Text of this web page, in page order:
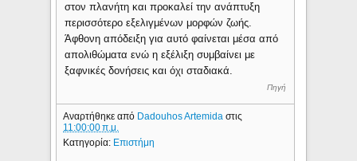
στον πλανήτη και προκαλεί την ανάπτυξη
περισσότερο εξελιγμένων μορφών ζωής.
Άφθονη απόδειξη για αυτό φαίνεται μέσα από
απολιθώματα ενώ η εξέλιξη συμβαίνει με
ξαφνικές δονήσεις και όχι σταδιακά.
Πηγή
Αναρτήθηκε από Dadouhos Artemidaστις
11:00:00 π.μ.
Κατηγορία: Επιστήμη